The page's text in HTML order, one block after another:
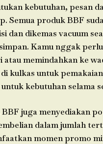
kebutuhan, pesan
Semua produk BBF
dan dikemas vacuum
Kamu nggak
memindahkan ke
kulkas untuk pemakaian
kebutuhan selama
BBF juga menyediakan
dalam jumlah
momen promo